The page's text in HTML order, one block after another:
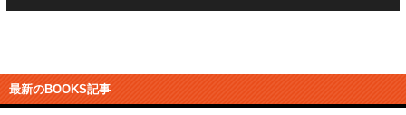
最新のBOOKS記事